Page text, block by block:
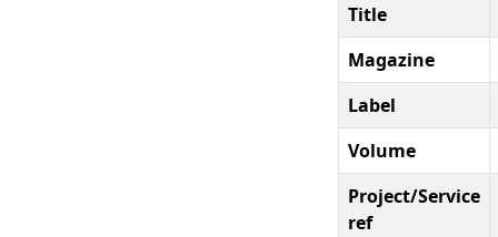
Title
Magazine
Label
Volume
Project/Service
ref